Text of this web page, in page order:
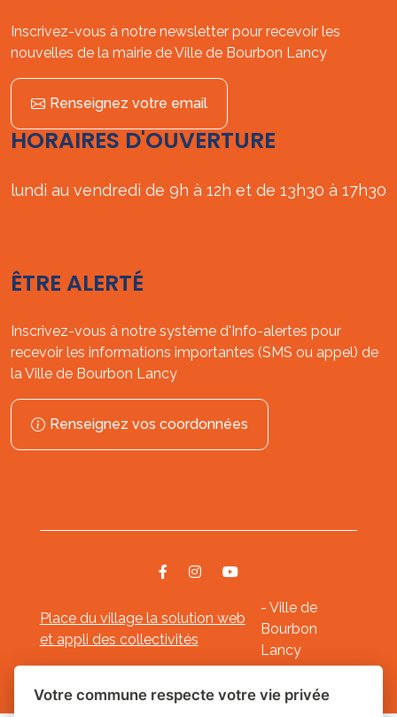
Inscrivez-vous à notre newsletter pour recevoir les
nouvelles de la mairie de Ville de Bourbon Lancy
Renseignez votre email
HORAIRES D'OUVERTURE
lundi au vendredi de 9h à 12h et de 13h30 à 17h30
ÊTRE ALERTÉ
Inscrivez-vous à notre système d'Info-alertes pour
recevoir les informations importantes (SMS ou appel) de
la Ville de Bourbon Lancy
Renseignez vos coordonnées
Place du village la solution web
et appli des collectivités
- Ville de
Bourbon
Lancy
Mentions légales-- Gestion des cookies
Votre commune respecte votre vie privée